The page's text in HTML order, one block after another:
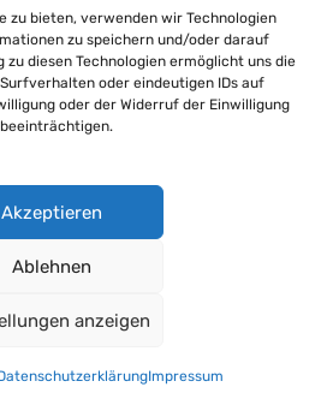
zu bieten, verwenden wir Technologien
zu speichern und/oder darauf
zu diesen Technologien ermöglicht uns die
oder eindeutigen IDs auf
oder der Widerruf der Einwilligung
Akzeptieren
Ablehnen
anzeigen
Impressum
bis 16:00 Uhr
für Mitglieder und Kunden